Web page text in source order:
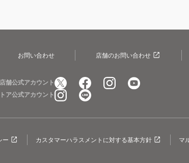
お問い合わせ 店舗のお問い合わせ
店舗公式アカウント
ア公式アカウント
ー カスタマーハラスメントに対する基本方針 マ